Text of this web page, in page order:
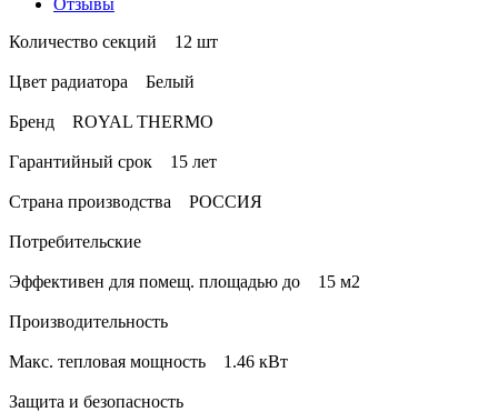
Количество секций 12 шт
Цвет радиатора Белый
Бренд ROYAL THERMO
Гарантийный срок 15 лет
Страна производства РОССИЯ
Потребительские
Эффективен для помещ. площадью до 15 м2
Производительность
Макс. тепловая мощность 1.46 кВт
Защита и безопасность